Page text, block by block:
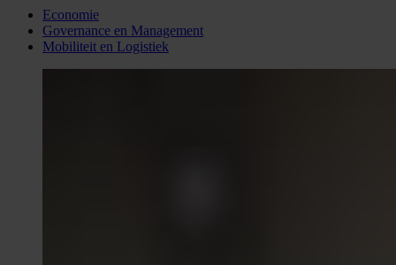
Economie
Governance en Management
Mobiliteit en Logistiek